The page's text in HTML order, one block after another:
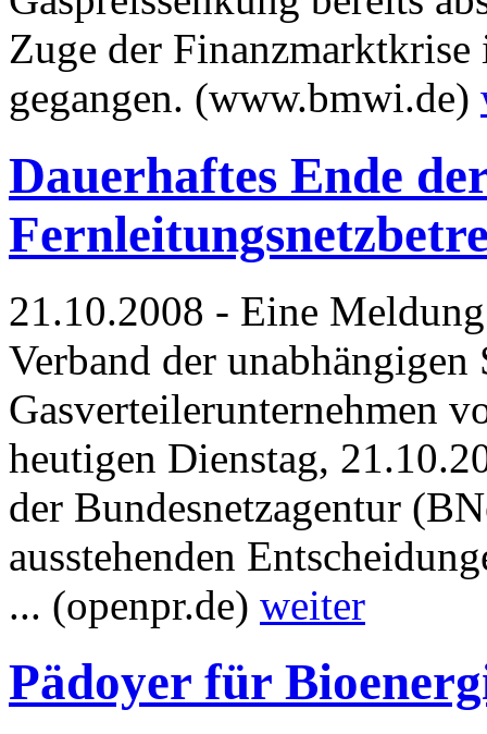
Zuge der
gegangen. (www.bmwi.de)
Dauerhaftes Ende
21.10.2008 - Eine
Verband der unabhängigen
Gasverteilerunternehmen
heutigen Dienstag,
der Bundesnetzagentur
ausstehenden
... (openpr.de) weiter
Pädoyer für